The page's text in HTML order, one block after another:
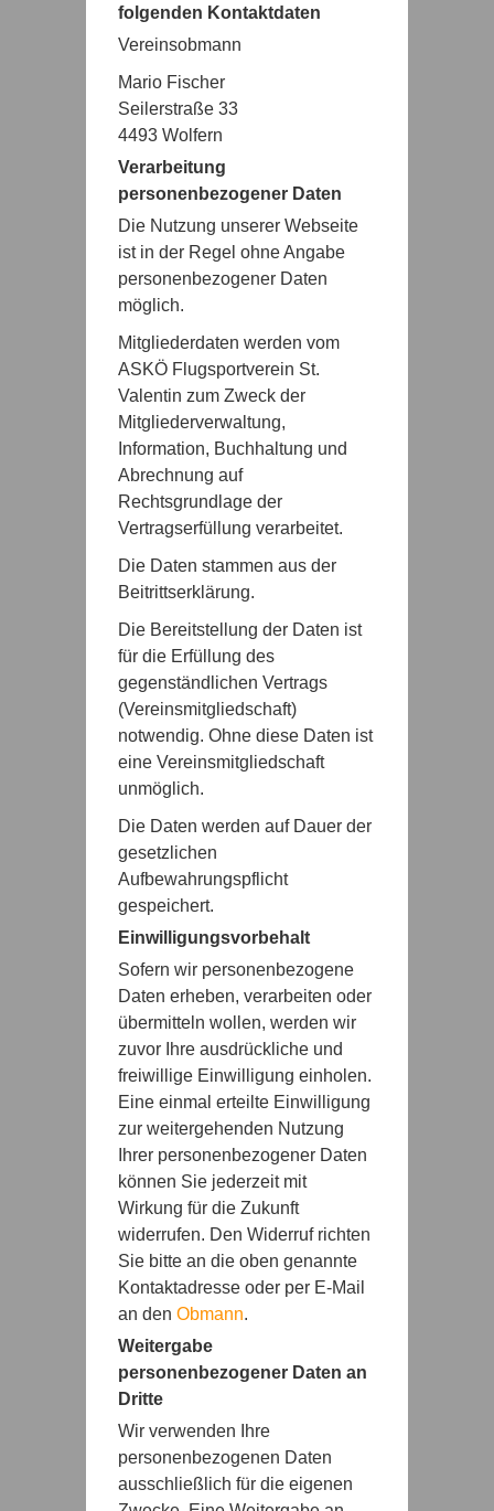
folgenden Kontaktdaten
Vereinsobmann
Mario Fischer
Seilerstraße 33
4493 Wolfern
Verarbeitung
personenbezogener Daten
Die Nutzung unserer Webseite
ist in der Regel ohne Angabe
personenbezogener Daten
möglich.
Mitgliederdaten werden vom
ASKÖ Flugsportverein St.
Valentin zum Zweck der
Mitgliederverwaltung,
Information, Buchhaltung und
Abrechnung auf
Rechtsgrundlage der
Vertragserfüllung verarbeitet.
Die Daten stammen aus der
Beitrittserklärung.
Die Bereitstellung der Daten ist
für die Erfüllung des
gegenständlichen Vertrags
(Vereinsmitgliedschaft)
notwendig. Ohne diese Daten ist
eine Vereinsmitgliedschaft
unmöglich.
Die Daten werden auf Dauer der
gesetzlichen
Aufbewahrungspflicht
gespeichert.
Einwilligungsvorbehalt
Sofern wir personenbezogene
Daten erheben, verarbeiten oder
übermitteln wollen, werden wir
zuvor Ihre ausdrückliche und
freiwillige Einwilligung einholen.
Eine einmal erteilte Einwilligung
zur weitergehenden Nutzung
Ihrer personenbezogener Daten
können Sie jederzeit mit
Wirkung für die Zukunft
widerrufen. Den Widerruf richten
Sie bitte an die oben genannte
Kontaktadresse oder per E-Mail
an denObmann.
Weitergabe
personenbezogener Daten an
Dritte
Wir verwenden Ihre
personenbezogenen Daten
ausschließlich für die eigenen